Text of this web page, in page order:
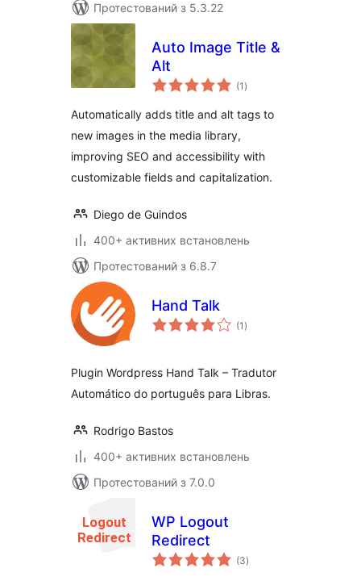
Протестований з 5.3.22
Auto Image Title &
Alt
(1 загальний
рейтинг
)
Automatically adds title and alt tags to
new images in the media library,
improving SEO and accessibility with
customizable fields and capitalization.
Diego de Guindos
400+ активних встановлень
Протестований з 6.8.7
Hand Talk
(1 загальний
рейтинг
)
Plugin Wordpress Hand Talk – Tradutor
Automático do português para Libras.
Rodrigo Bastos
400+ активних встановлень
Протестований з 7.0.0
WP Logout
Redirect
(3загальний
рейтинг
)